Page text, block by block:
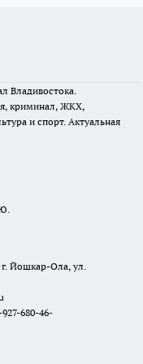
Владивостока.
криминал, ЖКХ,
и спорт. Актуальная
г. Йошкар-Ола, ул.
680-46-